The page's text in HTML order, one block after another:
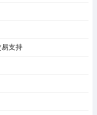
常用的词语。两个词语
理?
标右键选择【以管理员
易支持